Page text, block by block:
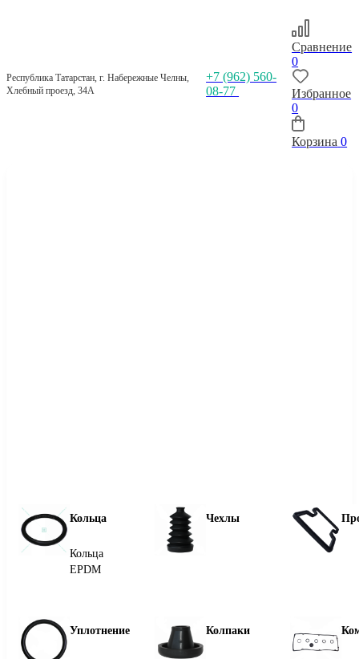
Республика Татарстан, г. Набережные Челны,
Хлебный проезд, 34А
+7 (962) 560-
08-77
Сравнение
0
Избранное
0
Корзина 0
Кольца
Кольца
EPDM
Чехлы
Уплотнение Колпаки